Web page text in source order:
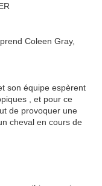
Coleen Gray,
son équipe espèrent
, et pour ce
de provoquer une
cheval en cours de